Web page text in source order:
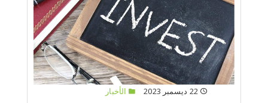
22 ديسمبر 2023
الأخبار